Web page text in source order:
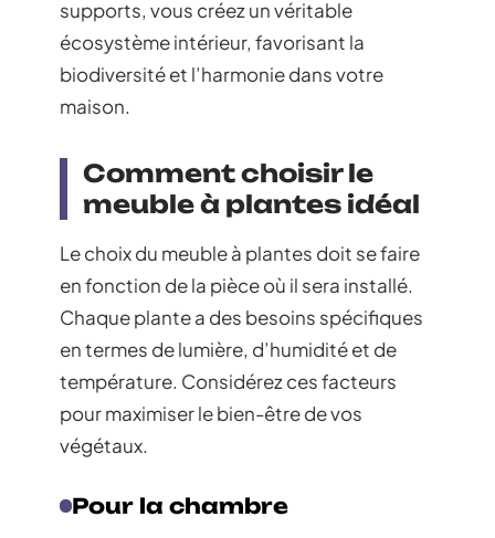
supports, vous créez un véritable
écosystème intérieur, favorisant la
biodiversité et l’harmonie dans votre
maison.
Comment choisir le
meuble à plantes idéal
Le choix du meuble à plantes doit se faire
en fonction de la pièce où il sera installé.
Chaque plante a des besoins spécifiques
en termes de lumière, d’humidité et de
température. Considérez ces facteurs
pour maximiser le bien-être de vos
végétaux.
Pour la chambre